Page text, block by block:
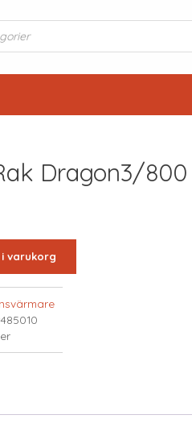
Dragon3/800
varukorg